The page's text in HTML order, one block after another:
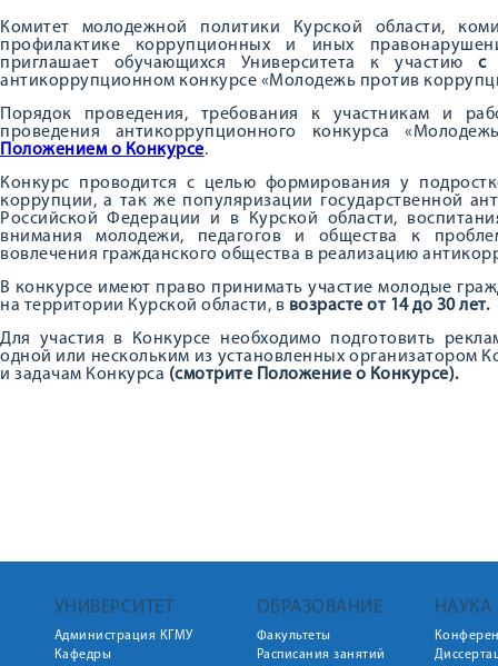
Комитет молодежной политики Курской области,
профилактике коррупционных и иных
приглашает обучающихся Университета к участию с
антикоррупционном конкурсе «Молодежь против
Порядок проведения, требования к участникам и
проведения антикоррупционного конкурса
Положением о Конкурсе.
Конкурс проводится с целью формирования у
коррупции, а так же популяризации государственной
Российской Федерации и в Курской области,
внимания молодежи, педагогов и общества к
вовлечения гражданского общества в реализацию
В конкурсе имеют право принимать участие молодые
на территории Курской области, в возрасте от 14 до 30 лет.
Для участия в Конкурсе необходимо подготовить
одной или нескольким из установленных организатором
и задачам Конкурса (смотрите Положение о Конкурсе).
УНИВЕРСИТЕТ
Администрация КГМУ
Кафедры
ОБРАЗОВАНИЕ
Факультеты
Расписания занятий
НАУКА